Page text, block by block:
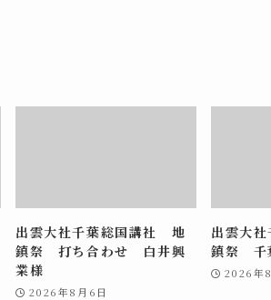
出雲大社千葉総国講社 地
鎮祭 打ち合わせ 白井興
業様
2026年8月6日
出雲大
鎮祭 千
2026年